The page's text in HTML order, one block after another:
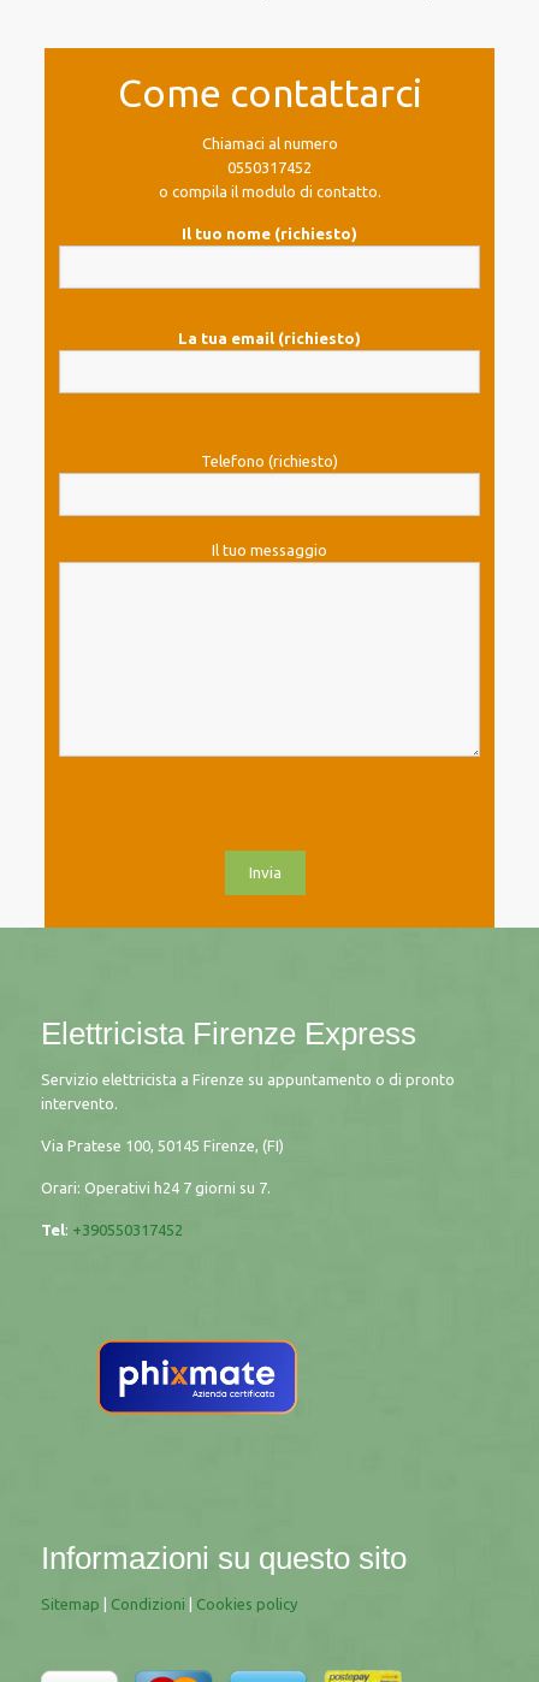
Come contattarci
Chiamaci al numero
0550317452
o compila il modulo di contatto.
Il tuo nome (richiesto)
La tua email (richiesto)
Telefono (richiesto)
Il tuo messaggio
Elettricista Firenze Express
Servizio elettricista a Firenze su appuntamento o di pronto
intervento.
Via Pratese 100, 50145 Firenze, (FI)
Orari: Operativi h24 7 giorni su 7.
Tel: +390550317452
Informazioni su questo sito
Sitemap Condizioni Cookies policy